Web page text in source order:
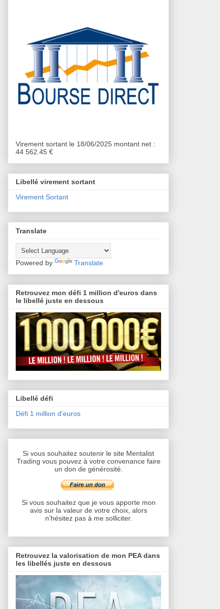
Virement sortant le 18/06/2025 montant net :
44 562.45 €
Libellé virement sortant
Virement Sortant
Translate
Powered by Translate
Retrouvez mon défi 1 million d'euros dans
le libellé juste en dessous
Libellé défi
Défi 1 million d'euros
Si vous souhaitez soutenir le site Mentalist
Trading vous pouvez à votre convenance faire
un don de générosité.
Si vous souhaitez que je vous apporte mon
avis sur la valeur de votre choix, alors
n’hésitez pas à me solliciter.
Retrouvez la valorisation de mon PEA dans
les libellés juste en dessous